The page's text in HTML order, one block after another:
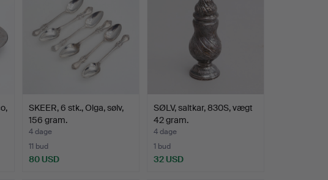
SKEER, 6 stk., Olga, sølv,
156 gram.
4 dage
11 bud
80 USD
SØLV, saltkar, 830S, vægt
42 gram.
4 dage
1 bud
32 USD